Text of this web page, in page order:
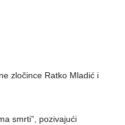
zločince Ratko Mladić i
smrti”, pozivajući